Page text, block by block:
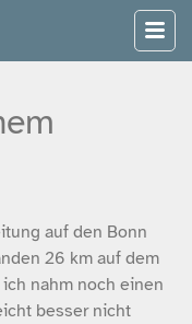
auf den Bonn
26 km auf dem
nahm noch einen
besser nicht